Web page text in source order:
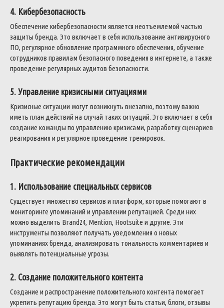
4. Кибербезопасность
Обеспечение кибербезопасности является неотъемлемой частью
защиты бренда. Это включает в себя использование антивирусного
ПО, регулярное обновление программного обеспечения, обучение
сотрудников правилам безопасного поведения в интернете, а также
проведение регулярных аудитов безопасности.
5. Управление кризисными ситуациями
Кризисные ситуации могут возникнуть внезапно, поэтому важно
иметь план действий на случай таких ситуаций. Это включает в себя
создание команды по управлению кризисами, разработку сценариев
реагирования и регулярное проведение тренировок.
Практические рекомендации
1. Использование специальных сервисов
Существует множество сервисов и платформ, которые помогают в
мониторинге упоминаний и управлении репутацией. Среди них
можно выделить Brand24, Mention, Hootsuite и другие. Эти
инструменты позволяют получать уведомления о новых
упоминаниях бренда, анализировать тональность комментариев и
выявлять потенциальные угрозы.
2. Создание положительного контента
Создание и распространение положительного контента помогает
укрепить репутацию бренда. Это могут быть статьи, блоги, отзывы